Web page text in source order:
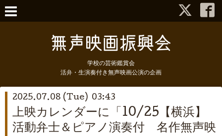
学校の芸術鑑賞会
活弁・生演奏付き無声映画公演の企画
2025.07.08 (Tue) 03:43
上映カレンダーに「10/25【横浜】
活動弁士＆ピアノ演奏付 名作無声映